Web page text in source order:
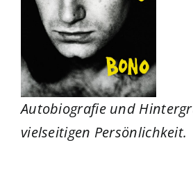
Autobiografie und
vielseitigen Persönlichkeit.